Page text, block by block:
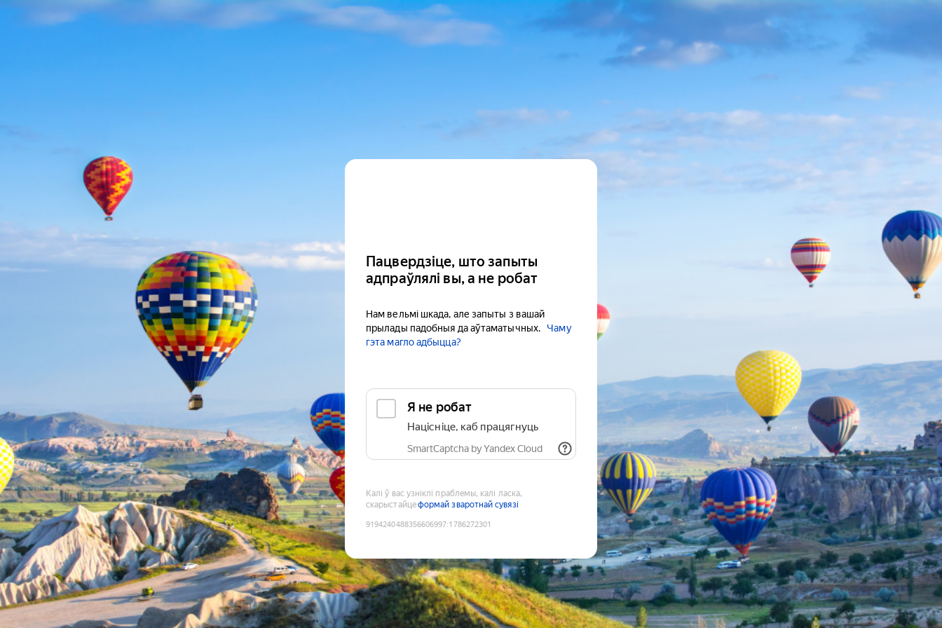
Пацвердзіце, што запыты
адпраўлялі вы, а не робат
Нам вельмі шкада, але запыты з вашай
прылады падобныя да аўтаматычных.
Чаму
гэта магло адбыцца?
Я не робат
Націсніце, каб працягнуць
SmartCaptcha by Yandex Cloud
Калі ў вас узніклі праблемы, калі ласка,
скарыстайцеформай зваротнай сувязі
9194240488356606997:1786272301